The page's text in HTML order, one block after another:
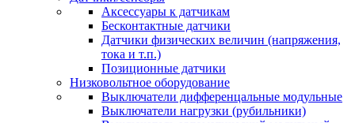
Аксессуары к датчикам
Бесконтактные датчики
Датчики физических величин (напряжения,
тока и т.п.)
Позиционные датчики
Низковольтное оборудование
Выключатели дифференцальные модульные
Выключатели нагрузки (рубильники)